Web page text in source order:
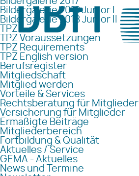
Bildergalerie 2018 Junior I
Bildergalerie 2018 Junior II
TPZ
TPZ Voraussetzungen
TPZ Requirements
TPZ English version
Berufsregister
Mitgliedschaft
Mitglied werden
Vorteile & Services
Rechtsberatung für Mitglieder
Versicherung für Mitglieder
Ermäßigte Beiträge
Mitgliederbereich
Fortbildung & Qualität
Aktuelles / Service
GEMA - Aktuelles
News und Termine